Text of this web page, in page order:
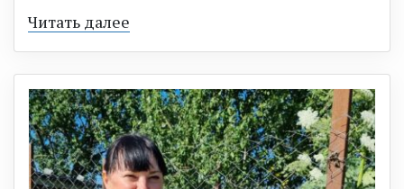
Читать далее